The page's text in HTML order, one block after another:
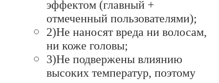
эффектом (главный +
отмеченный пользователями);
2)Не наносят вреда ни волосам,
ни коже головы;
3)Не подвержены влиянию
высоких температур, поэтому